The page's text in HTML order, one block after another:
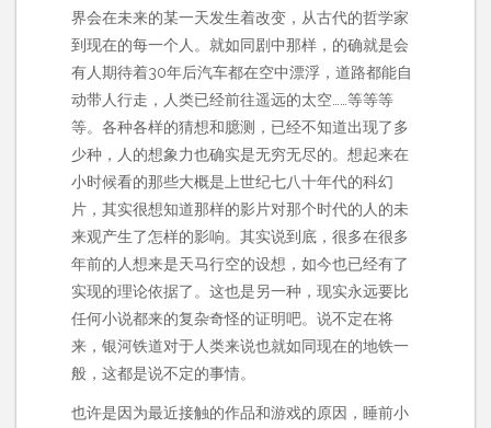
界会在未来的某一天发生着改变，从古代的哲学家
到现在的每一个人。就如同剧中那样，的确就是会
有人期待着30年后汽车都在空中漂浮，道路都能自
动带人行走，人类已经前往遥远的太空……等等等
等。各种各样的猜想和臆测，已经不知道出现了多
少种，人的想象力也确实是无穷无尽的。想起来在
小时候看的那些大概是上世纪七八十年代的科幻
片，其实很想知道那样的影片对那个时代的人的未
来观产生了怎样的影响。其实说到底，很多在很多
年前的人想来是天马行空的设想，如今也已经有了
实现的理论依据了。这也是另一种，现实永远要比
任何小说都来的复杂奇怪的证明吧。说不定在将
来，银河铁道对于人类来说也就如同现在的地铁一
般，这都是说不定的事情。
也许是因为最近接触的作品和游戏的原因，睡前小